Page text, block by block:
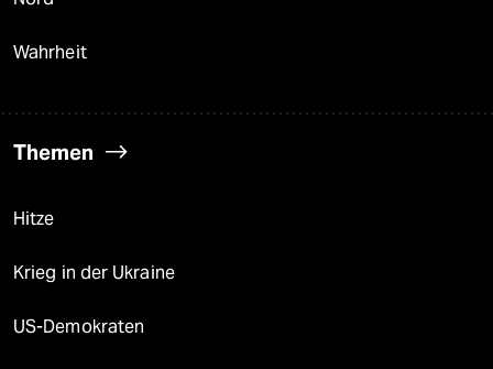
Wahrheit
Themen
Hitze
Krieg in der Ukraine
US-Demokraten